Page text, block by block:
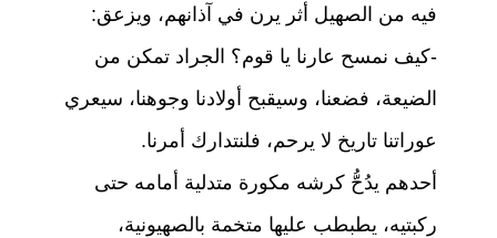
فيه من الصهيل أثر يرن في آذانهم، ويزعق:
-كيف نمسح عارنا يا قوم؟ الجراد تمكن من
الضيعة، فضعنا، وسيقبح أولادنا وجوهنا، سيعري
عوراتنا تاريخ لا يرحم، فلنتدارك أمرنا.
أحدهم يدُحُّ كرشه مكورة متدلية أمامه حتى
ركبتيه، يطبطب عليها متخمة بالصهيونية،